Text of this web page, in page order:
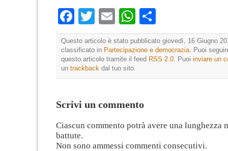
Facebook
TwitterEmailWhatsApp
Questo articolo è stato pubblicato giovedì, 16 Giugno
classificato in Partecipazione e democrazia . Puoi
questo articolo tramite il feed RSS 2.0 . Puoi inviare un
un trackback dal tuo sito.
Scrivi un commento
Ciascun commento potrà avere una lunghezza
battute.
Non sono ammessi commenti consecutivi.